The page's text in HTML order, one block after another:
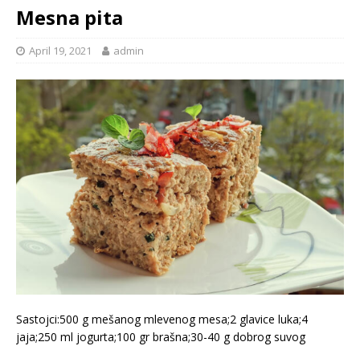
Mesna pita
April 19, 2021 admin
Sastojci:500 g mešanog mlevenog mesa;2 glavice luka;4
jaja;250 ml jogurta;100 gr brašna;30-40 g dobrog suvog